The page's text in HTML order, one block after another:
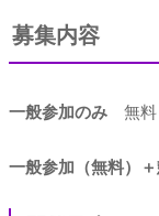
募集内容
一般参加のみ 無
一般参加（無料）＋